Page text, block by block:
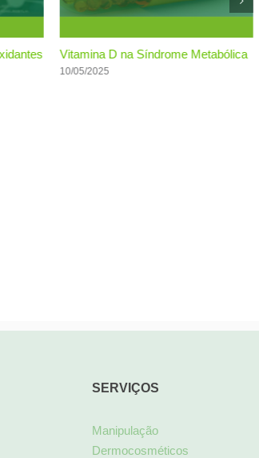
Vitamina D na Síndrome Metabólica
10/05/2025
SERVIÇOS
Manipulação
Dermocosméticos